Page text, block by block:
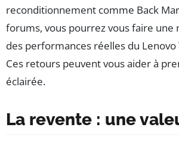
reconditionnement comme Back
forums, vous pourrez vous faire une
des performances réelles du Lenovo
Ces retours peuvent vous aider à
éclairée.
La revente : une